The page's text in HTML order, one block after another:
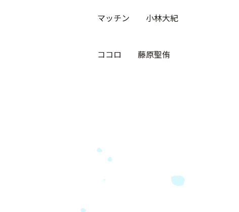
マッチン 小林大紀
ココロ 藤原聖侑